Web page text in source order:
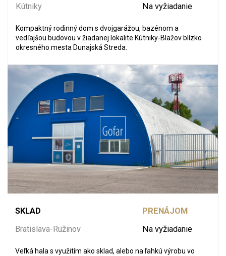
Kútniky
Na vyžiadanie
Kompaktný rodinný dom s dvojgarážou, bazénom a
vedľajšou budovou v žiadanej lokalite Kútniky-Blažov blízko
okresného mesta Dunajská Streda.
SKLAD
Bratislava-Ružinov
PRENÁJOM
Na vyžiadanie
Veľká hala s využitím ako sklad, alebo na ľahkú výrobu vo